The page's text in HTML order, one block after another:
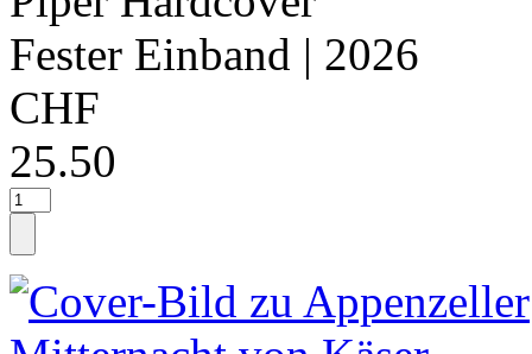
Fester Einband | 2026
CHF
25.50